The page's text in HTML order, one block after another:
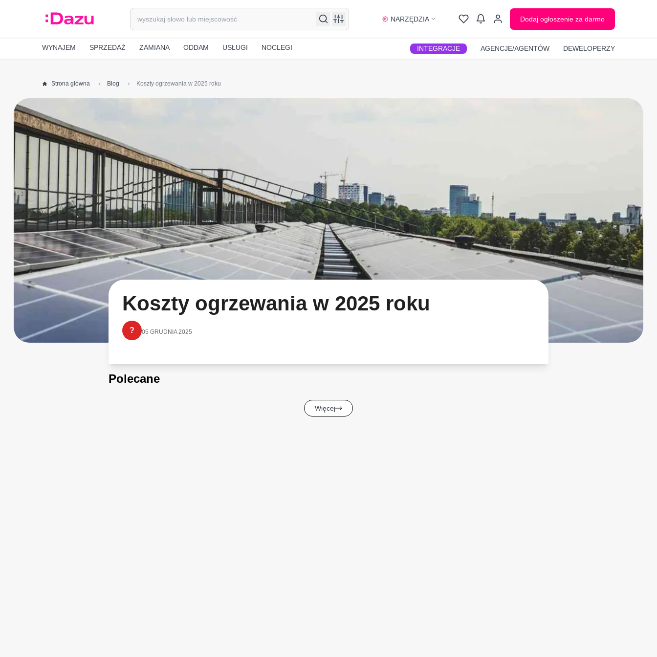
NARZĘDZIA Dodaj ogłoszenie za darmo
WYNAJEM SPRZEDAŻ ZAMIANA ODDAM USŁUGI NOCLEGI INTEGRACJE AGENCJE/AGENTÓW DEWELOPERZY
Strona główna Blog Koszty ogrzewania w 2025 roku
Koszty ogrzewania w 2025 roku
? 05 GRUDNIA 2025
Polecane
Więcej